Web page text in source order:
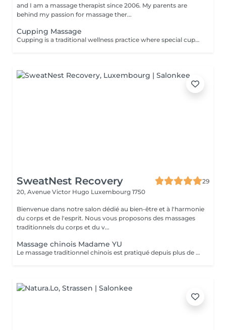
and I am a massage therapist since 2006. My parents are
behind my passion for massage ther...
Cupping Massage
Cupping is a traditional wellness practice where special cups are placed on the skin for a few minutes to create a gentle suction. This technique is designed to help release tension, promote deep relaxation, and enhance overall well-being, serving as a wonderful complement to a deep-tissue massage experience.
SweatNest Recovery
29
20, Avenue Victor Hugo Luxembourg 1750
Bienvenue dans notre salon dédié au bien-être et à l'harmonie
du corps et de l'esprit. Nous vous proposons des massages
traditionnels du corps et du v...
Massage chinois Madame YU
Le massage traditionnel chinois est pratiqué depuis plus de 2 000 ans. Cette pratique ancestrale vise à libérer la circulation de l'énergie dans le corps. Différentes techniques permettent de rétablir une bonne santé, notamment le pétrissage, le roulement et la pression profonde appliquée sur des points précis. Le massage chinois contribue également au bien-être général grâce à des tapotements et des pressions le long des méridiens et des points d'acupuncture. Le massage chinois se pratique généralement à travers les vêtements ou un tissu, et nécessite le port de vêtements amples, souples et légers. Il est donc recommandé de porter une tenue confortable et ample (y compris les sous-vêtements). Le travail vise à aider chacun à atteindre un équilibre et un bien-être optimal. Chaque personne étant unique, la praticienne adapte ses techniques de massage aux besoins spécifiques de chacun. Le massage chinois: - débloque les méridiens et améliorer la circulation sanguine - harmonise les fonctions organiques - soulage les tensions musculaires - renforce le système immunitaire - lubrifie les articulations - détend le corps et l'esprit.